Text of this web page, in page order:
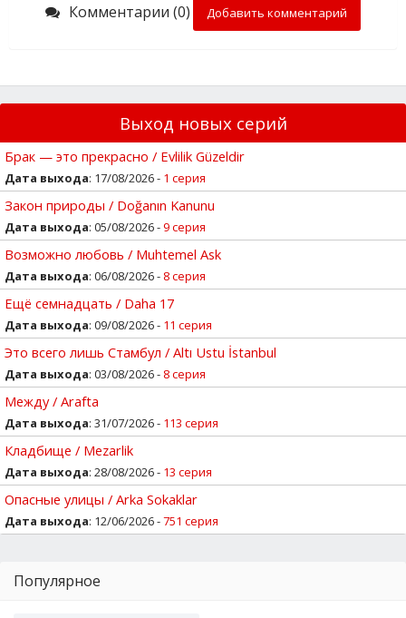
Комментарии (0) Добавить комментарий
Выход новых серий
Брак — это прекрасно / Evlilik Güzeldir
Дата выхода: 17/08/2026 - 1 серия
Закон природы / Doğanın Kanunu
Дата выхода: 05/08/2026 -9 серия
Возможно любовь / Muhtemel Ask
Дата выхода: 06/08/2026 - 8 серия
Ещё семнадцать / Daha 17
Дата выхода: 09/08/2026 - 11 серия
Это всего лишь Стамбул / Altı Ustu İstanbul
Дата выхода: 03/08/2026 - 8 серия
Между / Arafta
Дата выхода: 31/07/2026 - 113 серия
Кладбище / Mezarlik
Дата выхода: 28/08/2026 - 13 серия
Опасные улицы / Arka Sokaklar
Дата выхода: 12/06/2026 -751 серия
Популярное